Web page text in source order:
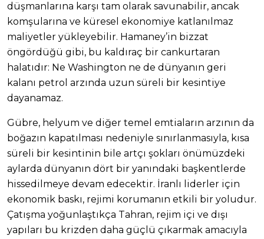
düşmanlarına karşı tam olarak savunabilir, ancak
komşularına ve küresel ekonomiye katlanılmaz
maliyetler yükleyebilir. Hamaney’in bizzat
öngördüğü gibi, bu kaldıraç bir cankurtaran
halatıdır: Ne Washington ne de dünyanın geri
kalanı petrol arzında uzun süreli bir kesintiye
dayanamaz.
Gübre, helyum ve diğer temel emtiaların arzının da
boğazın kapatılması nedeniyle sınırlanmasıyla, kısa
süreli bir kesintinin bile artçı şokları önümüzdeki
aylarda dünyanın dört bir yanındaki başkentlerde
hissedilmeye devam edecektir. İranlı liderler için
ekonomik baskı, rejimi korumanın etkili bir yoludur.
Çatışma yoğunlaştıkça Tahran, rejim içi ve dışı
yapıları bu krizden daha güçlü çıkarmak amacıyla